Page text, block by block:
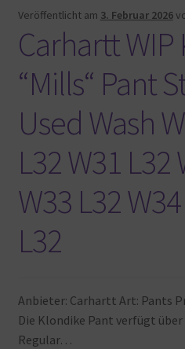
Impressum
Kasse
Mein Konto
Shop
Warenkorb
Veröffentlicht am 3. Februar 2026
Carhartt
“Mills“ Pant
Used Wash
L32 W31 L32
W33 L32
L32
Anbieter: Carhartt Art: Pants
Die Klondike Pant verfügt
Regular…